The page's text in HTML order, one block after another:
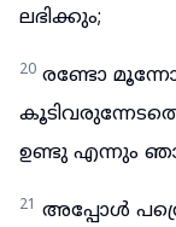
ലഭിക്കും;
20 രണ്ടോ
ഉണ്ടു എന്നും
21 അപ്പോൾ